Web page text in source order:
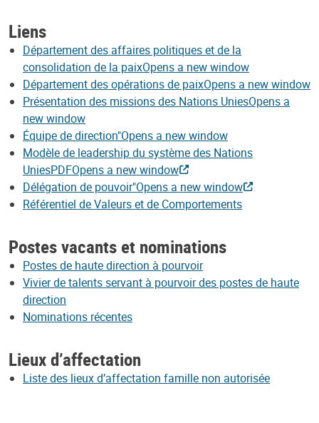
Liens
Département des affaires politiques et de la
consolidation de la paixOpens a new window
Département des opérations de paixOpens a new window
Présentation des missions des Nations UniesOpens a
new window
Équipe de direction"Opens a new window
Modèle de leadership du système des Nations
UniesPDFOpens a new window
Délégation de pouvoir"Opens a new window
Référentiel de Valeurs et de Comportements
Postes vacants et nominations
Postes de haute direction à pourvoir
Vivier de talents servant à pourvoir des postes de haute
direction
Nominations récentes
Lieux d’affectation
Liste des lieux d’affectation famille non autorisée